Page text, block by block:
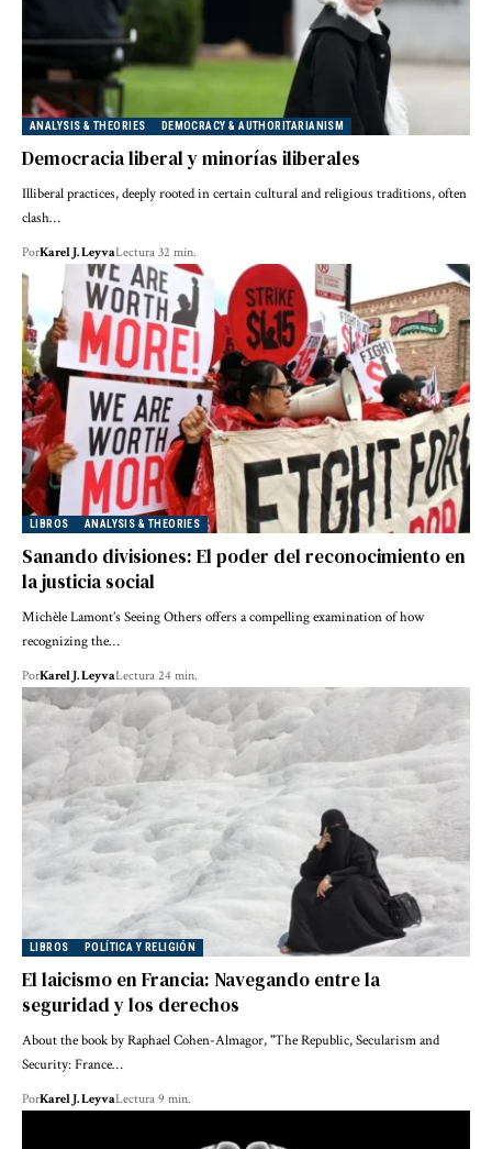
ANALYSIS & THEORIES DEMOCRACY & AUTHORITARIANISM
Democracia liberal y minorías iliberales
Illiberal practices, deeply rooted in certain cultural and religious traditions, often
clash…
PorKarel J. LeyvaLectura 32 min.
LIBROS ANALYSIS & THEORIES
Sanando divisiones: El poder del reconocimiento en
la justicia social
Michèle Lamont’s Seeing Others offers a compelling examination of how
recognizing the…
PorKarel J. LeyvaLectura 24 min.
LIBROS POLÍTICA Y RELIGIÓN
El laicismo en Francia: Navegando entre la
seguridad y los derechos
About the book by Raphael Cohen-Almagor, "The Republic, Secularism and
Security: France…
PorKarel J. LeyvaLectura 9 min.